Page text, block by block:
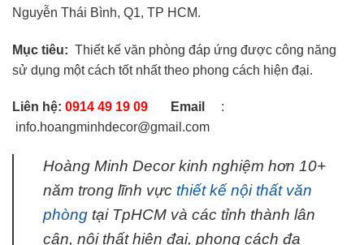
Nguyễn Thái Bình, Q1, TP HCM.
Mục tiêu: Thiết kế văn phòng đáp ứng được công năng
sử dụng một cách tốt nhất theo phong cách hiện đại.
Liên hệ: 0914 49 19 09 Email :
info.hoangminhdecor@gmail.com
Hoàng Minh Decor kinh nghiệm hơn 10+
năm trong lĩnh vực thiết kế nội thất văn
phòng tại TpHCM và các tỉnh thành lân
cận, nội thất hiện đại, phong cách đa